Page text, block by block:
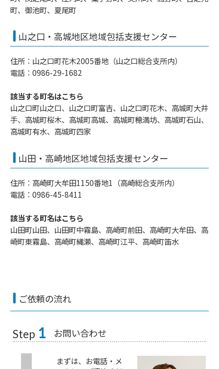
町、御池町、夏尾町
山之口・高城地区地域包括支援センター
住所：山之口町花木2005番地（山之口総合支所内）
電話：0986-29-1682
該当する町名はこちら
山之口町山之口、山之口町富吉、山之口町花木、高城町大井
手、高城町桜木、高城町高城、高城町穂満坊、高城町石山、
高城町有水、高城町四家
山田・高崎地区地域包括支援センター
住所：高崎町大牟田1150番地1（高崎総合支所内）
電話：0986-45-8411
該当する町名はこちら
山田町山田、山田町中霧島、高崎町前田、高崎町大牟田、高
崎町東霧島、高崎町縄瀬、高崎町江平、高崎町笛水
ご依頼の流れ
Step 1 お問い合わせ
まずは、お電話・メ